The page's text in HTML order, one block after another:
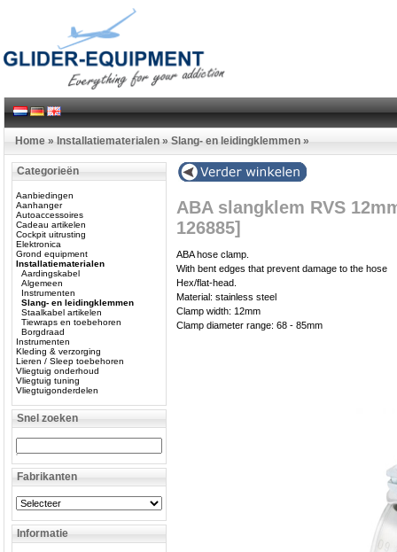
Home » Installatiematerialen » Slang- en leidingklemmen »
Categorieën
Aanbiedingen
Aanhanger
Autoaccessoires
Cadeau artikelen
Cockpit uitrusting
Elektronica
Grond equipment
Installatiematerialen
Aardingskabel
Algemeen
Instrumenten
Slang- en leidingklemmen
Staalkabel artikelen
Tiewraps en toebehoren
Borgdraad
Instrumenten
Kleding & verzorging
Lieren / Sleep toebehoren
Vliegtuig onderhoud
Vliegtuig tuning
Vliegtuigonderdelen
Snel zoeken
Fabrikanten
Informatie
ABA slangklem RVS
126885]
ABA hose clamp.
With bent edges that prevent damage to the hose
Hex/flat-head.
Material: stainless steel
Clamp width: 12mm
Clamp diameter range: 68 - 85mm